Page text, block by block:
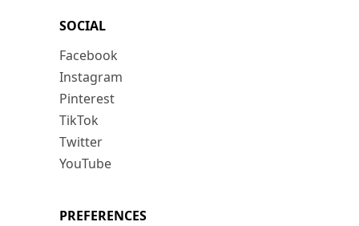
SOCIAL
Facebook
Instagram
Pinterest
TikTok
Twitter
YouTube
PREFERENCES